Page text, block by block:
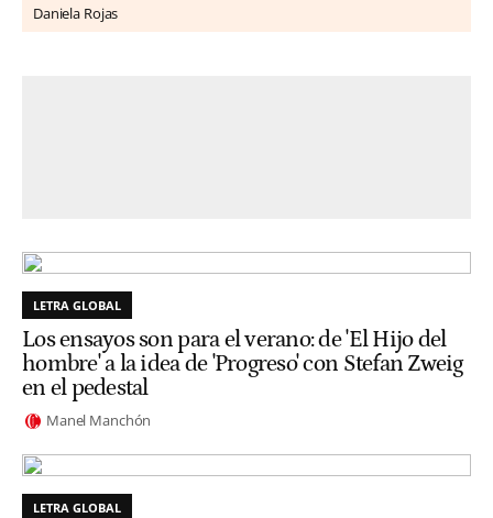
Daniela Rojas
LETRA GLOBAL
Los ensayos son para el verano: de 'El Hijo del
hombre' a la idea de 'Progreso' con Stefan Zweig
en el pedestal
Manel Manchón
LETRA GLOBAL